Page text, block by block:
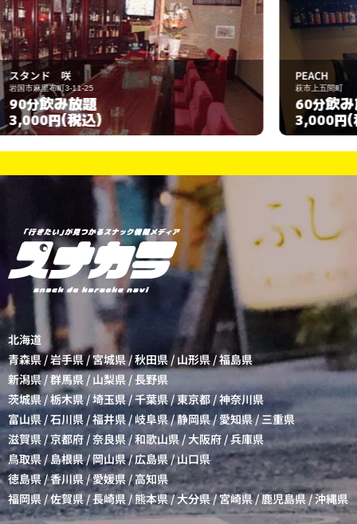
PEACH
萩市上五間町
60分飲み放題
3,000円(税込)
北海道
青森県/岩手県/宮城県/秋田県/ 山形県 /福島県
新潟県/群馬県 / 山梨県 /長野県
茨城県 /栃木県/埼玉県/千葉県/東京都 /神奈川県
富山県 /石川県 /福井県 /岐阜県/静岡県/愛知県/三重県
滋賀県/京都府 /奈良県 /和歌山県/大阪府 /兵庫県
鳥取県 / 島根県/岡山県/広島県/山口県
徳島県/香川県/愛媛県 /高知県
福岡県 /佐賀県/長崎県/熊本県/大分県/宮崎県/鹿児島県/沖縄県